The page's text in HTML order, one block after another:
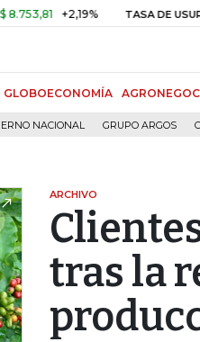
+2,19% TASA DE USURA
GLOBOECONOMÍA
NACIONAL GRUPO ARGOS
ARCHIVO
tras la